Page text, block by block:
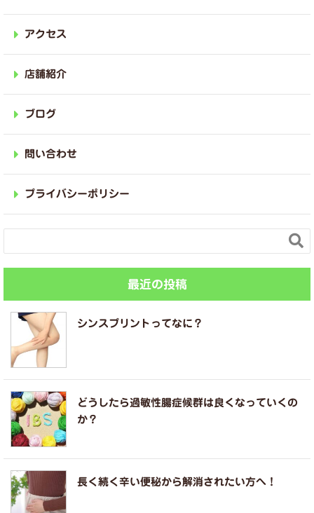
アクセス
店舗紹介
ブログ
問い合わせ
プライバシーポリシー

最近の投稿
シンスプリントってなに？
どうしたら過敏性腸症候群は良くなっていくの
か？
長く続く辛い便秘から解消されたい方へ！